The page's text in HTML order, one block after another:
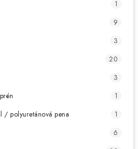
1
9
3
20
3
1
polyuretánová pena
1
6